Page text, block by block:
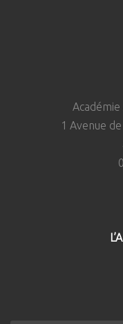
Académie
1 Avenue